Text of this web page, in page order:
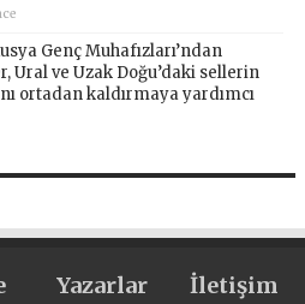
Genç Muhafızları’ndan
Ural ve Uzak Doğu’daki sellerin
ortadan kaldırmaya yardımcı
Yazarlar İletişim